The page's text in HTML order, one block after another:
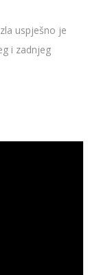
uspješno je
i zadnjeg